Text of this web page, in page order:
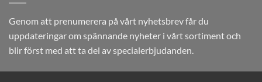
Genom att prenumerera på vårt nyhetsbrev får du
uppdateringar om spännande nyheter i vårt sortiment och
blir först med att ta del av specialerbjudanden.